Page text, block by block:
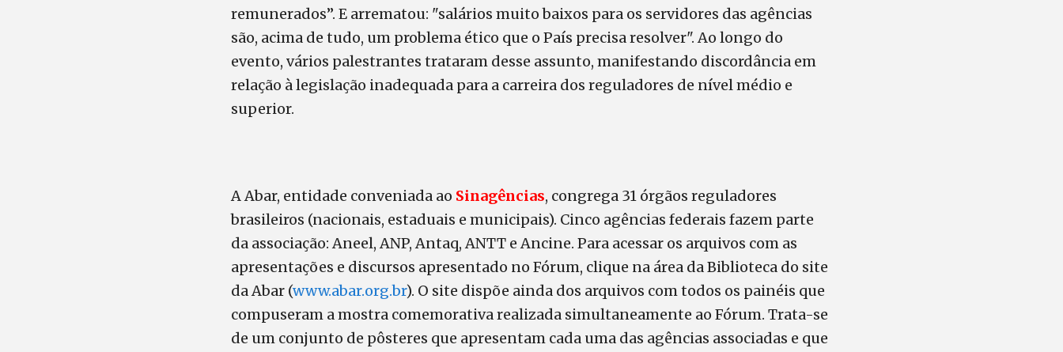
remunerados”. E arrematou: "salários muito baixos para os servidores das agências
são, acima de tudo, um problema ético que o País precisa resolver". Ao longo do
evento, vários palestrantes trataram desse assunto, manifestando discordância em
relação à legislação inadequada para a carreira dos reguladores de nível médio e
superior.
A Abar, entidade conveniada ao Sinagências, congrega 31 órgãos reguladores
brasileiros (nacionais, estaduais e municipais). Cinco agências federais fazem parte
da associação: Aneel, ANP, Antaq, ANTT e Ancine. Para acessar os arquivos com as
apresentações e discursos apresentado no Fórum, clique na área da Biblioteca do site
da Abar (www.abar.org.br). O site dispõe ainda dos arquivos com todos os painéis que
compuseram a mostra comemorativa realizada simultaneamente ao Fórum. Trata-se
de um conjunto de pôsteres que apresentam cada uma das agências associadas e que